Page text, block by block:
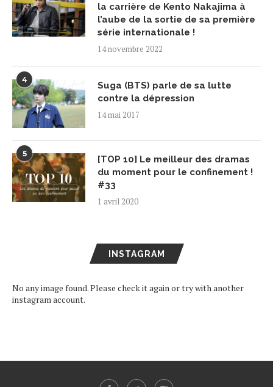
la carrière de Kento Nakajima à
l’aube de la sortie de sa première
série internationale !
14 novembre 2022
4
Suga (BTS) parle de sa lutte
contre la dépression
14 mai 2017
5
[TOP 10] Le meilleur des dramas
du moment pour le confinement !
#33
1 avril 2020
INSTAGRAM
No any image found. Please check it again or try with another
instagram account.